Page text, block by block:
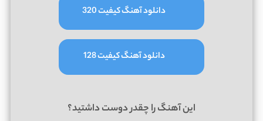
دانلود آهنگ کیفیت 320
دانلود آهنگ کیفیت 128
این آهنگ را چقدر دوست داشتید؟